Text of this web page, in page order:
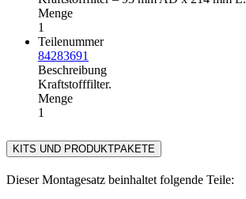
Menge
1
Teilenummer
84283691
Beschreibung
Kraftstofffilter.
Menge
1
KITS UND PRODUKTPAKETE
Dieser Montagesatz beinhaltet folgende Teile: